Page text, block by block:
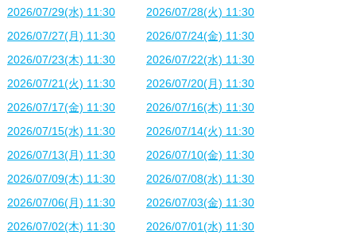
2026/07/29(水) 11:30
2026/07/28(火) 11:30
2026/07/27(月) 11:30
2026/07/24(金) 11:30
2026/07/23(木) 11:30
2026/07/22(水) 11:30
2026/07/21(火) 11:30
2026/07/20(月) 11:30
2026/07/17(金) 11:30
2026/07/16(木) 11:30
2026/07/15(水) 11:30
2026/07/14(火) 11:30
2026/07/13(月) 11:30
2026/07/10(金) 11:30
2026/07/09(木) 11:30
2026/07/08(水) 11:30
2026/07/06(月) 11:30
2026/07/03(金) 11:30
2026/07/02(木) 11:30
2026/07/01(水) 11:30